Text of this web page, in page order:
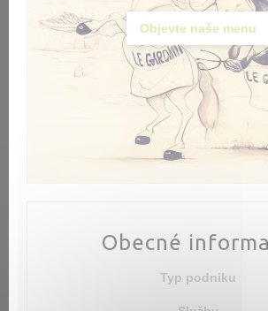
Objevte naše menu
Obecné
Typ podniku